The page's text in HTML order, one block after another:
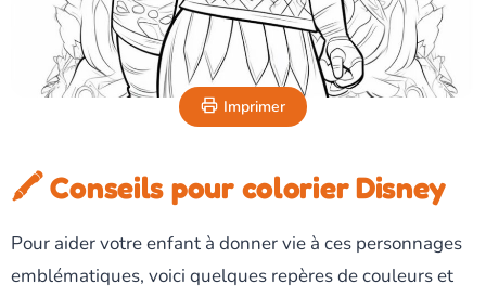
Imprimer
🖍️ Conseils pour colorier Disney
Pour aider votre enfant à donner vie à ces personnages
emblématiques, voici quelques repères de couleurs et